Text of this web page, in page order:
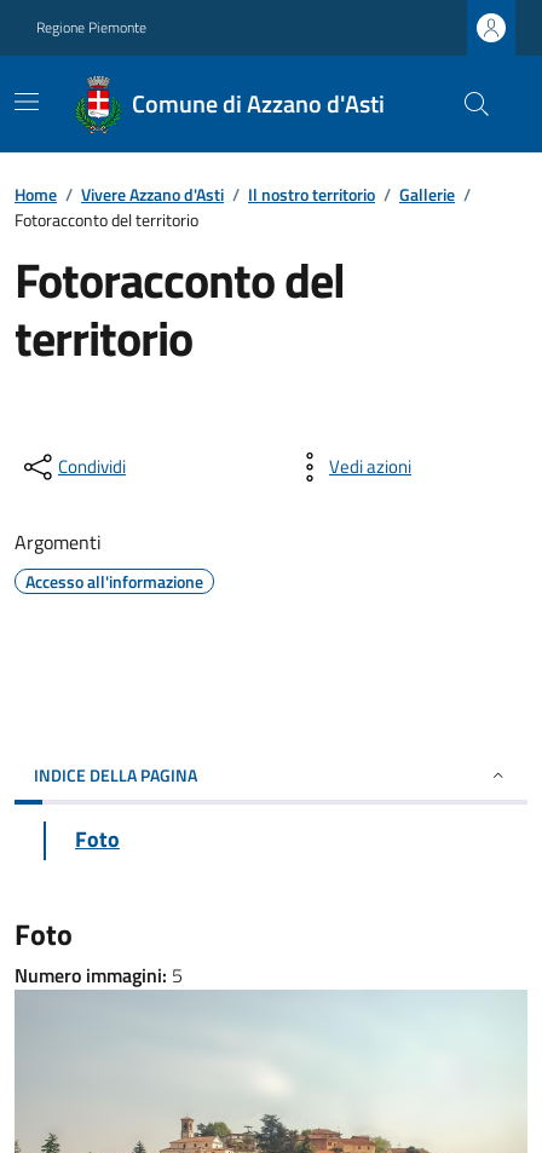
Regione Piemonte
Comune di Azzano d'Asti
Home / Vivere Azzano d'Asti / Il nostro territorio / Gallerie /
Fotoracconto del territorio
Fotoracconto del
territorio
Condividi Vedi azioni
Argomenti
Accesso all'informazione
INDICE DELLA PAGINA
Foto
Foto
Numero immagini: 5